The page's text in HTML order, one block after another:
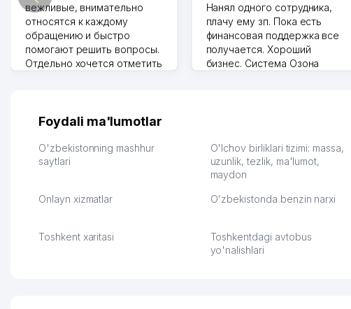
вежливые, внимательно
относятся к каждому
обращению и быстро
помогают решить вопросы.
Отдельно хочется отметить
их работе значительно
обслуживания клиентов.
Рекомендую этот колл-
Vip Brand 31.07.2026 11:43:39
Нанял одного сотрудника,
плачу ему зп. Пока есть
финансовая поддержка все
получается. Хороший
бизнес. Система Озона
тут у нас уже есть ПВЗ.
Выгодное дело и
спокойное.
Foydali ma'lumotlar
O'zbekistonning mashhur
saytlari
O'lchov birliklari tizimi: massa,
uzunlik, tezlik, ma'lumot,
maydon
Onlayn xizmatlar O'zbekistonda benzin narxi
Toshkent xaritasi
Toshkentdagi avtobus
yo'nalishlari